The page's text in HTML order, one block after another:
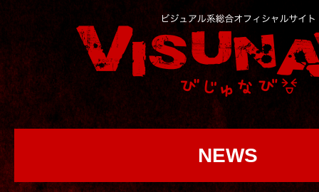
NEWS